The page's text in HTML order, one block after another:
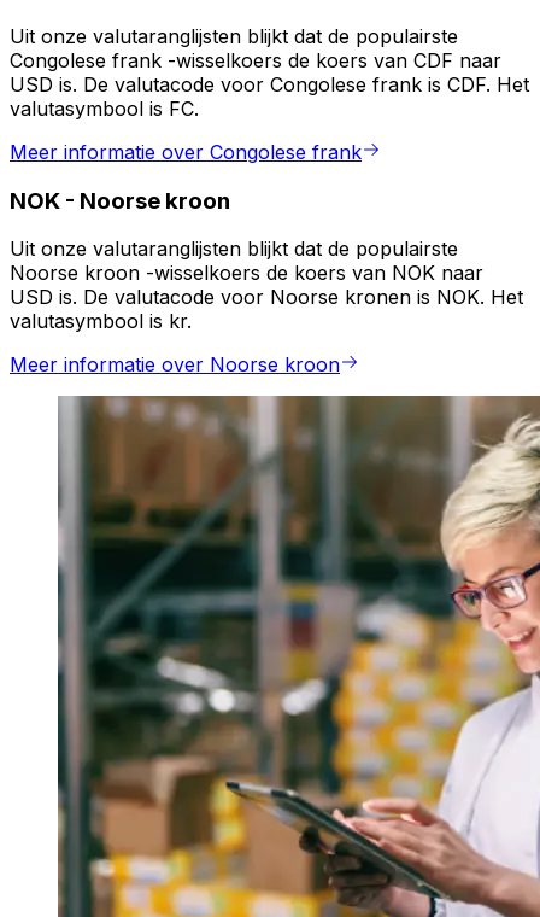
Uit onze valutaranglijsten blijkt dat de populairste
Congolese frank -wisselkoers de koers van CDF naar
USD is. De valutacode voor Congolese frank is CDF. Het
valutasymbool is FC.
Meer informatie over Congolese frank
NOK - Noorse kroon
Uit onze valutaranglijsten blijkt dat de populairste
Noorse kroon -wisselkoers de koers van NOK naar
USD is. De valutacode voor Noorse kronen is NOK. Het
valutasymbool is kr.
Meer informatie over Noorse kroon